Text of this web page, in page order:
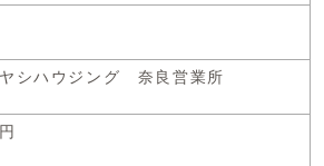
シハウジング 奈良営業所